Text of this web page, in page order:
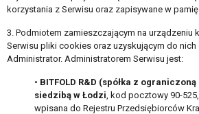
korzystania z Serwisu oraz zapisywane w
3. Podmiotem zamieszczającym na urządzeniu
Serwisu pliki cookies oraz uzyskującym do
Administrator. Administratorem Serwisu jest:
• BITFOLD R&D (spółka z
siedzibą w Łodzi, kod pocztowy 90-
wpisana do Rejestru Przedsiębiorców